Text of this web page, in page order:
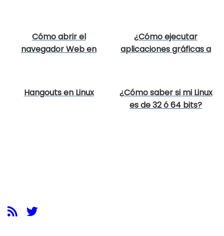
Cómo abrir el
navegador Web en
¿Cómo ejecutar
aplicaciones gráficas a
través de SSH?
Hangouts en Linux
¿Cómo saber si mi Linux
es de 32 ó 64 bits?